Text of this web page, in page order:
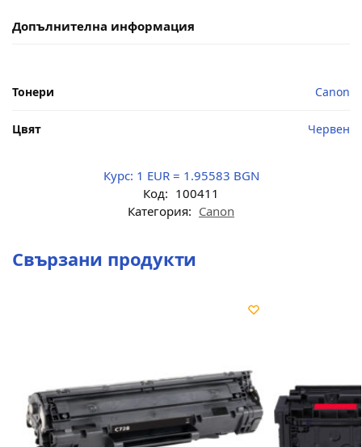
Допълнителна информация
Тонери Canon
Цвят Червен
Курс: 1 EUR = 1.95583 BGN
Код: 100411
Категория: Canon
Свързани продукти